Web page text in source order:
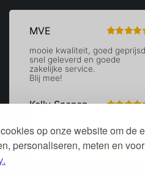
op onze website om de
personaliseren, meten en